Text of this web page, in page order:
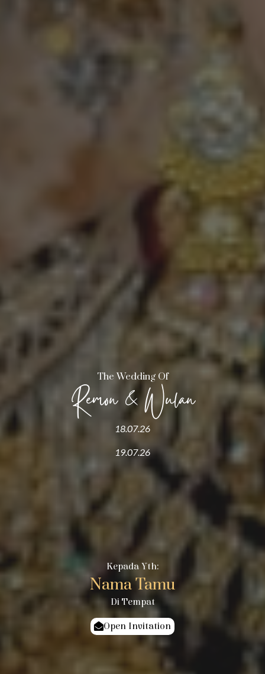
The Wedding Of
Remon & Wulan
18.07.26
19.07.26
Kepada Yth:
Nama Tamu
Di Tempat
Open Invitation